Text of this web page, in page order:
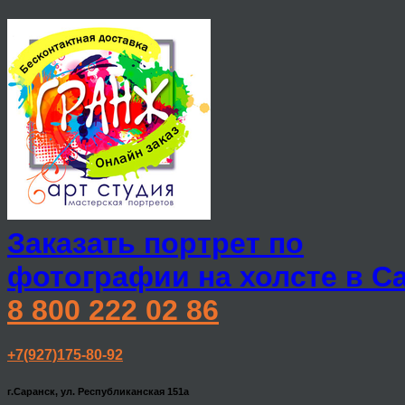
Заказать портрет по
фотографии на холсте в
8 800 222 02 86
+7(927)175-80-92
г.Саранск, ул. Республиканская 151а